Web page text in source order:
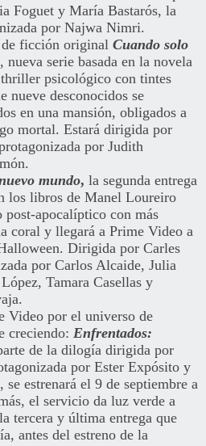
Foguet y María Bastarós, la
por Najwa Nimri.
de ficción original Cuando solo
, nueva serie basada en la novela
psicológico con tintes
nueve desconocidos se
en una mansión, obligados a
mortal. Estará dirigida por
por Judith
mundo, la segunda entrega
los libros de Manel Loureiro
post-apocalíptico con más
coral y llegará a Prime Video a
Dirigida por Carles
por Carlos Alcaide, Julia
Tamara Casellas y
Video por el universo de
creciendo: Enfrentados:
de la dilogía dirigida por
por Ester Expósito y
estrenará el 9 de septiembre a
el servicio da luz verde a
la tercera y última entrega que
antes del estreno de la